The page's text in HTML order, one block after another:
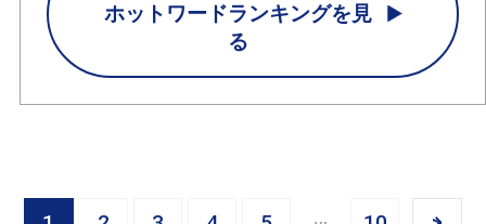
ホットワードランキングを見
る